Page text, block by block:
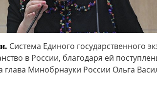
Система Единого государственного
в России, благодаря ей
глава Минобрнауки России Ольга